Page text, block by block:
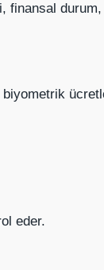
finansal
eder.